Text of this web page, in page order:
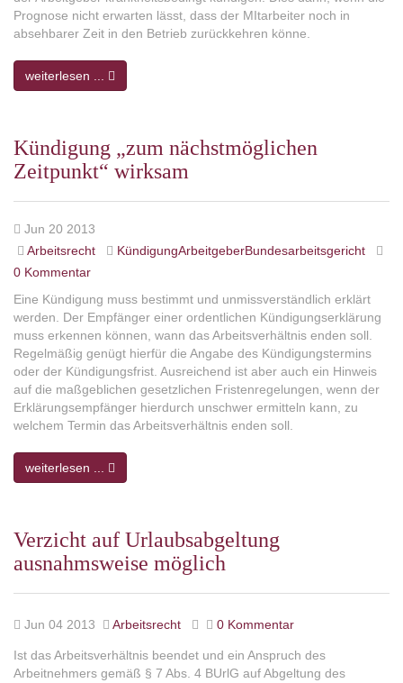
Prognose nicht erwarten lässt, dass der MItarbeiter noch in
absehbarer Zeit in den Betrieb zurückkehren könne.
weiterlesen ...
Kündigung „zum nächstmöglichen
Zeitpunkt“ wirksam
Jun 20 2013
Arbeitsrecht
KündigungArbeitgeberBundesarbeitsgericht
0 Kommentar
Eine Kündigung muss bestimmt und unmissverständlich erklärt
werden. Der Empfänger einer ordentlichen Kündigungserklärung
muss erkennen können, wann das Arbeitsverhältnis enden soll.
Regelmäßig genügt hierfür die Angabe des Kündigungstermins
oder der Kündigungsfrist. Ausreichend ist aber auch ein Hinweis
auf die maßgeblichen gesetzlichen Fristenregelungen, wenn der
Erklärungsempfänger hierdurch unschwer ermitteln kann, zu
welchem Termin das Arbeitsverhältnis enden soll.
weiterlesen ...
Verzicht auf Urlaubsabgeltung
ausnahmsweise möglich
Jun 04 2013 Arbeitsrecht 0 Kommentar
Ist das Arbeitsverhältnis beendet und ein Anspruch des
Arbeitnehmers gemäß § 7 Abs. 4 BUrlG auf Abgeltung des